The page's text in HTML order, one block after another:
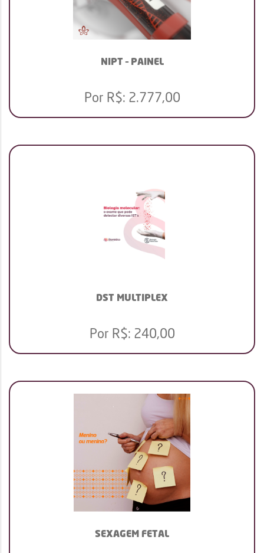
NIPT – PAINEL
Por R$: 2.777,00
DST MULTIPLEX
Por R$: 240,00
SEXAGEM FETAL